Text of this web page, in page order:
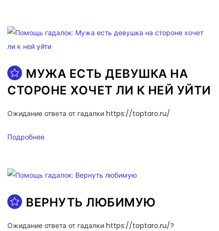
МУЖА ЕСТЬ ДЕВУШКА НА
СТОРОНЕ ХОЧЕТ ЛИ К НЕЙ УЙТИ
Ожидание ответа от гадалки https://toptaro.ru/
Подробнее
ВЕРНУТЬ ЛЮБИМУЮ
Ожидание ответа от гадалки https://toptaro.ru/?